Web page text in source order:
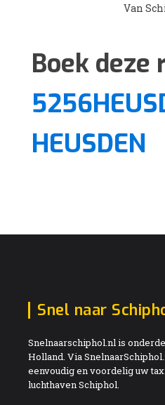
Van
Boek deze
HEUSDEN
Snel naar
Snelnaarschiphol.nl is
Holland. Via
eenvoudig en voordelig uw
luchthaven Schiphol.